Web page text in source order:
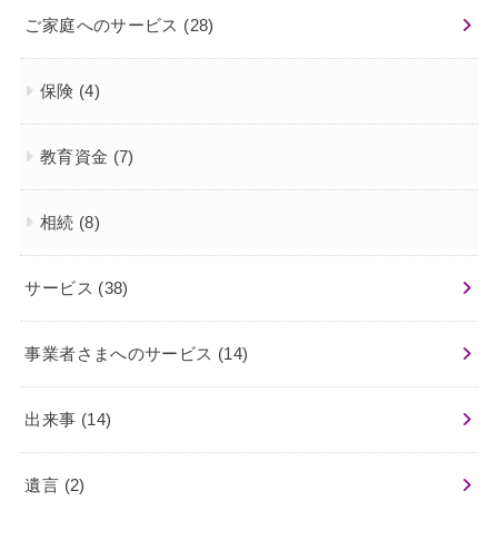
ご家庭へのサービス (28)
保険 (4)
教育資金 (7)
相続 (8)
サービス (38)
事業者さまへのサービス (14)
出来事 (14)
遺言 (2)